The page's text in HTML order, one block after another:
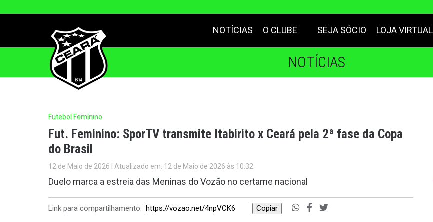
NOTÍCIAS O CLUBE SEJA SÓCIO LOJA VIRTUAL
NOTÍCIAS
Futebol Feminino
Fut. Feminino: SporTV transmite Itabirito x Ceará pela 2ª fase da Copa
do Brasil
12 de Maio de 2026 | Atualizado em: 12 de Maio de 2026 às 10:32
Duelo marca a estreia das Meninas do Vozão no certame nacional
Link para compartilhamento: Copiar